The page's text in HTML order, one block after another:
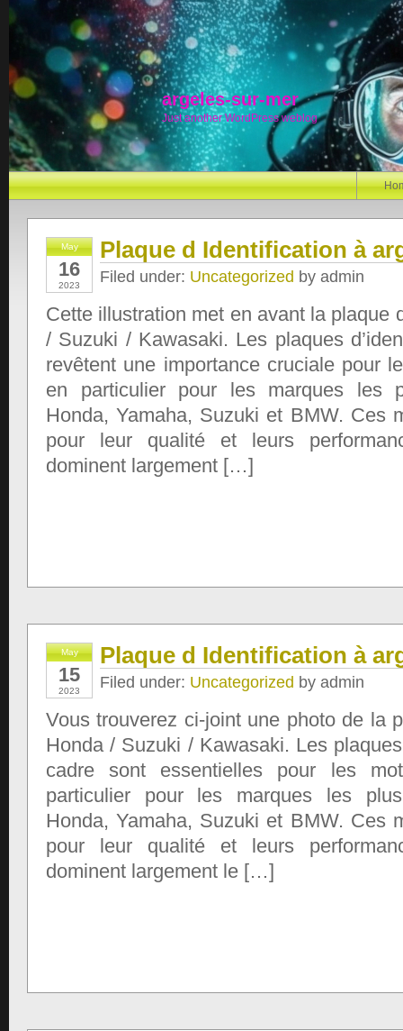
argeles-sur-mer
Just another WordPress weblog
May
16
2023
Plaque d Identification à
Filed under: Uncategorized by admin
Cette illustration met en avant la plaque
/ Suzuki / Kawasaki. Les plaques
revêtent une importance cruciale pour
en particulier pour les marques les
Honda, Yamaha, Suzuki et BMW. Ces
pour leur qualité et leurs
dominent largement […]
May
15
2023
Plaque d Identification à
Filed under: Uncategorized by admin
Vous trouverez ci-joint une photo de la
Honda / Suzuki / Kawasaki. Les
cadre sont essentielles pour les
particulier pour les marques les
Honda, Yamaha, Suzuki et BMW. Ces
pour leur qualité et leurs
dominent largement le […]